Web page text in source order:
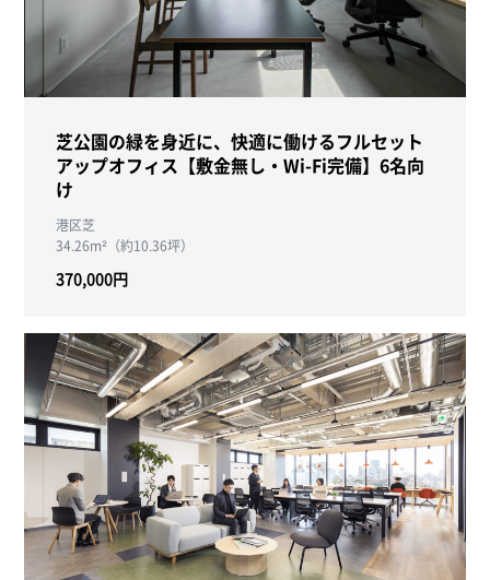
芝公園の緑を身近に、快適に働けるフルセット
アップオフィス【敷金無し・Wi-Fi完備】6名向
け
港区芝
34.26m²（約10.36坪）
370,000円